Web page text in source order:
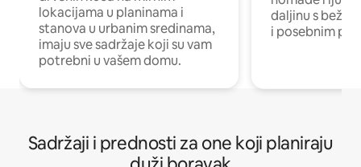
lokacijama u planinama i
stanova u urbanim sredinama,
imaju sve sadržaje koji su vam
potrebni u vašem domu.
daljinu s
i posebnim
Sadržaji i prednosti za one koji planiraju